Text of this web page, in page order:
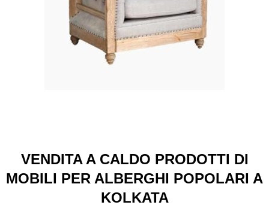
VENDITA A CALDO PRODOTTI DI
MOBILI PER ALBERGHI POPOLARI A
KOLKATA